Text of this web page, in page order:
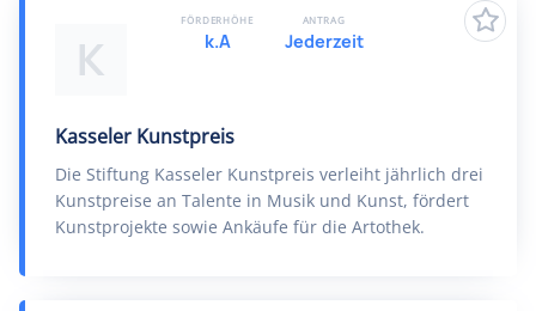
K
Kasseler Kunstpreis
Die Stiftung Kasseler Kunstpreis verleiht jährlich drei
Kunstpreise an Talente in Musik und Kunst, fördert
Kunstprojekte sowie Ankäufe für die Artothek.
FÖRDERHÖHE
k.A
ANTRAG
Jederzeit